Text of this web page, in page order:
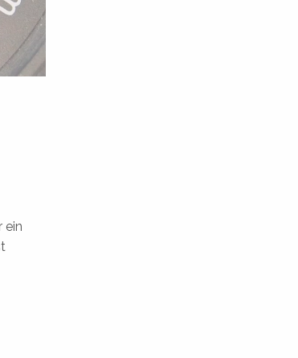
ein